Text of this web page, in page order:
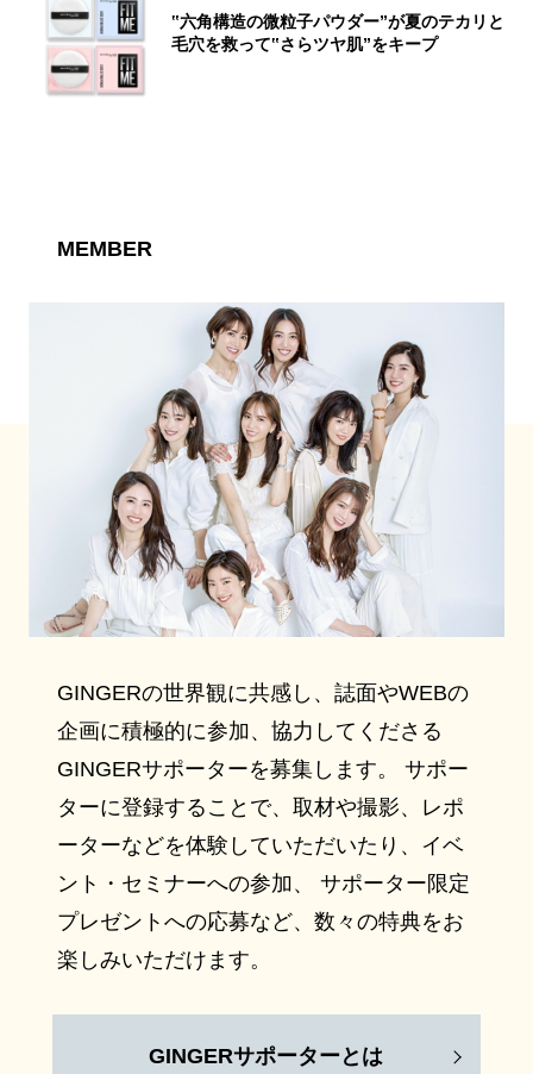
‟六角構造の微粒子パウダー”が夏のテカリと
毛穴を救って‟さらツヤ肌”をキープ
MEMBER
GINGERの世界観に共感し、誌面やWEBの
企画に積極的に参加、協力してくださる
GINGERサポーターを募集します。 サポー
ターに登録することで、取材や撮影、レポ
ーターなどを体験していただいたり、イベ
ント・セミナーへの参加、 サポーター限定
プレゼントへの応募など、数々の特典をお
楽しみいただけます。
GINGERサポーターとは